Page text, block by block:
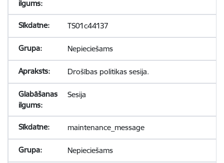
TS01c44137
Nepieciešams
Drošības politikas sesija.
Sesija
maintenance_message
Nepieciešams